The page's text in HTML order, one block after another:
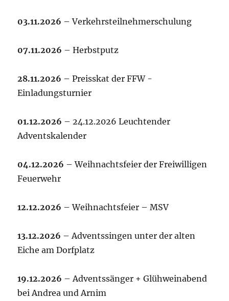
03.11.2026 – Verkehrsteilnehmerschulung
07.11.2026 – Herbstputz
28.11.2026 – Preisskat der FFW -
Einladungsturnier
01.12.2026 – 24.12.2026 Leuchtender
Adventskalender
04.12.2026 – Weihnachtsfeier der Freiwilligen
Feuerwehr
12.12.2026 – Weihnachtsfeier – MSV
13.12.2026 – Adventssingen unter der alten
Eiche am Dorfplatz
19.12.2026 – Adventssänger + Glühweinabend
bei Andrea und Arnim